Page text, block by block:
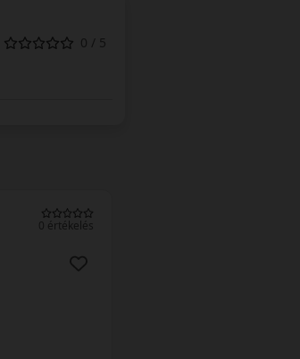
0 / 5
0 értékelés